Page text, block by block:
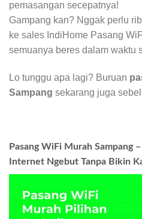
pemasangan secepatnya!
Gampang kan? Nggak perlu
ke sales IndiHome Pasang
semuanya beres dalam waktu
Lo tunggu apa lagi? Buruan
Sampang sekarang juga
Pasang WiFi Murah Sampang
Internet Ngebut Tanpa Bikin